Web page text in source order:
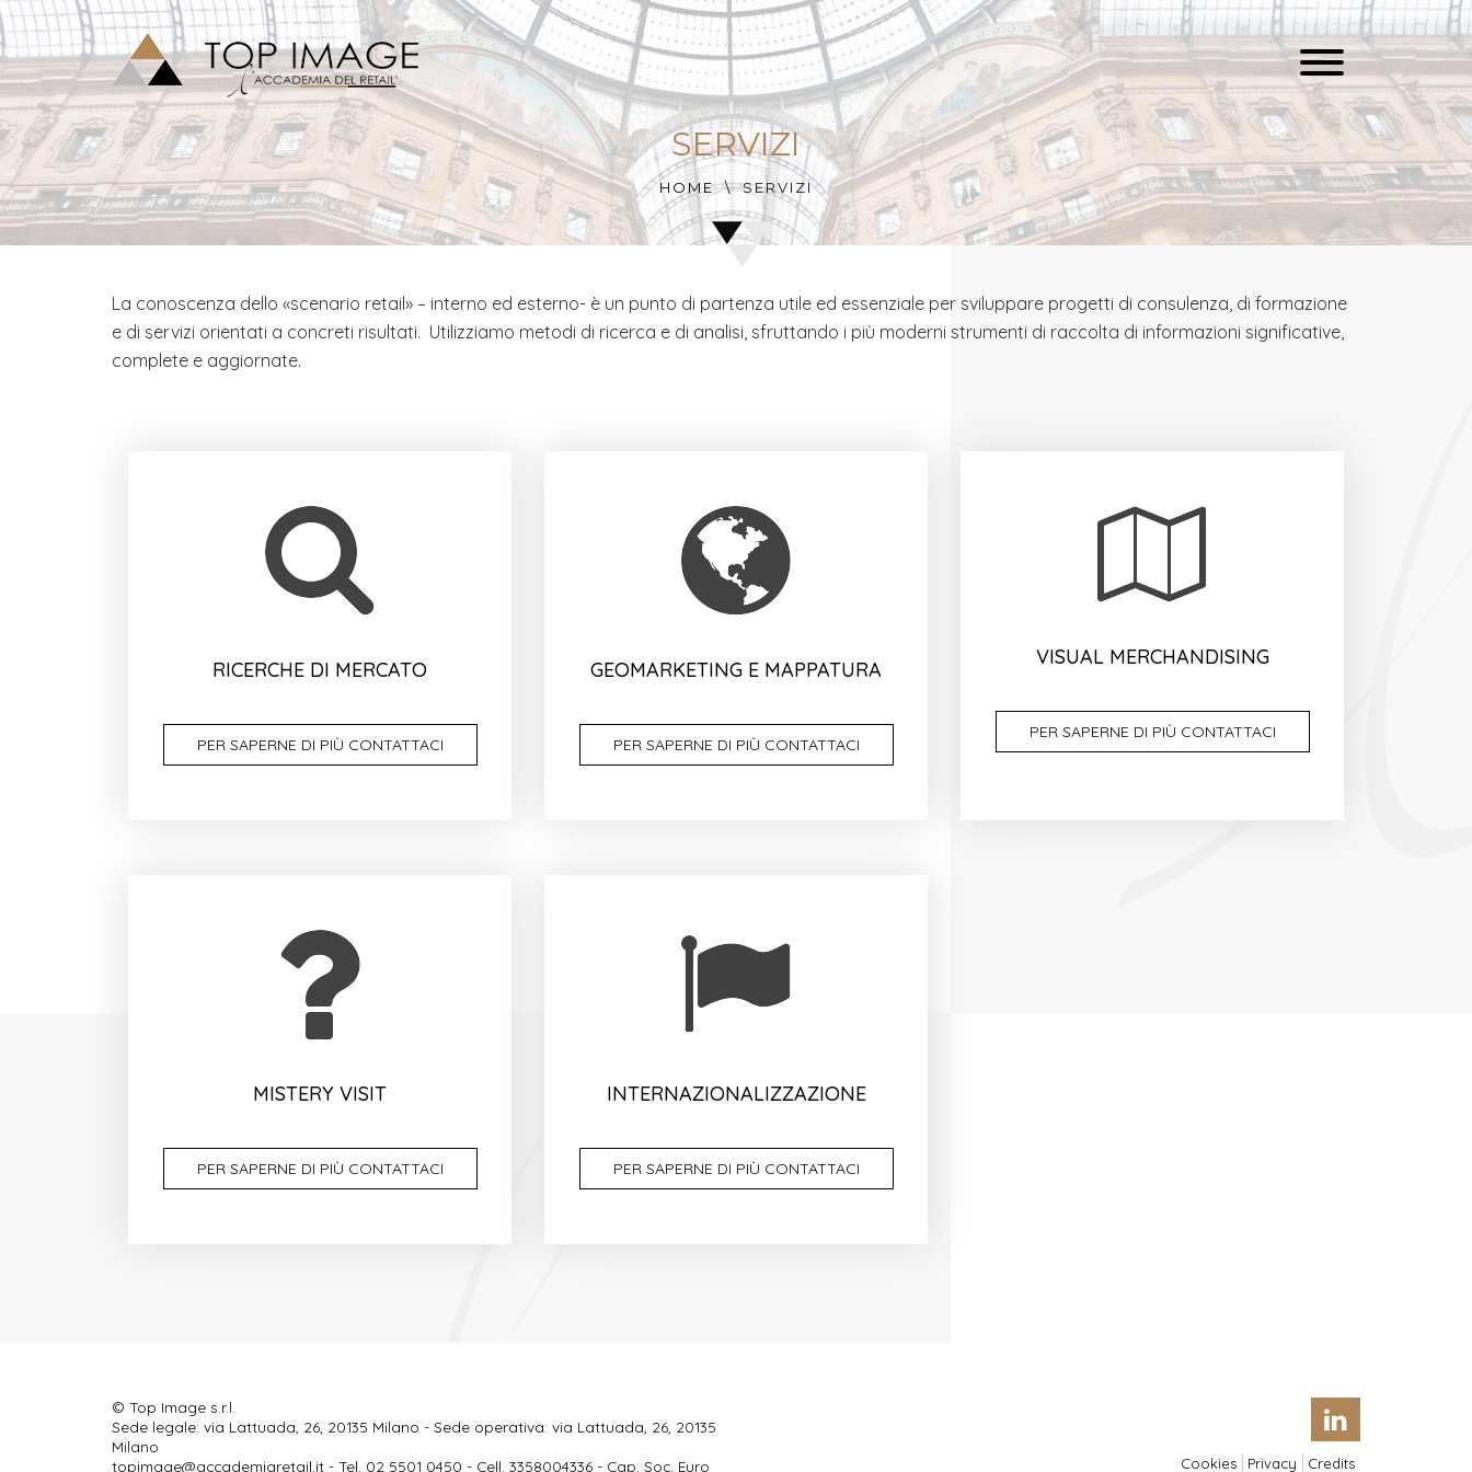
SERVIZI
HOME SERVIZI
La conoscenza dello «scenario retail» – interno ed esterno- è un punto di partenza utile ed essenziale per sviluppare progetti di consulenza, di formazione
e di servizi orientati a concreti risultati. Utilizziamo metodi di ricerca e di analisi, sfruttando i più moderni strumenti di raccolta di informazioni significative,
complete e aggiornate.
RICERCHE DI MERCATO
PER SAPERNE DI PIÙ CONTATTACI
GEOMARKETING E MAPPATURA
PER SAPERNE DI PIÙ CONTATTACI
VISUAL MERCHANDISING
PER SAPERNE DI PIÙ CONTATTACI
MISTERY VISIT
PER SAPERNE DI PIÙ CONTATTACI
INTERNAZIONALIZZAZIONE
PER SAPERNE DI PIÙ CONTATTACI
© Top Image s.r.l.
Sede legale: via Lattuada, 26, 20135 Milano - Sede operativa: via Lattuada, 26, 20135
Milano
topimage@accademiaretail.it - Tel. 02 5501 0450 - Cell. 3358004336 - Cap. Soc. Euro Cookies Privacy Credits